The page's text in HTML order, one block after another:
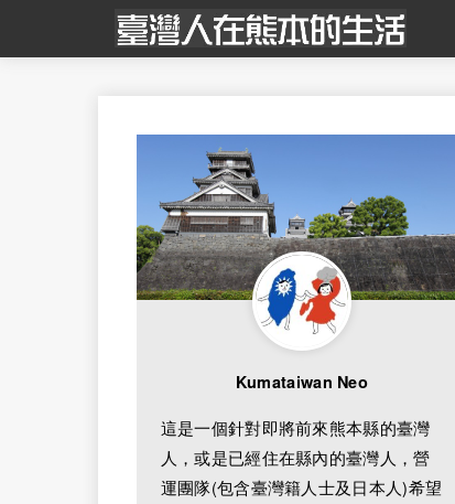
Kumataiwan Neo
這是一個針對即將前來熊本縣的臺灣
人，或是已經住在縣內的臺灣人，營
運團隊(包含臺灣籍人士及日本人)希望